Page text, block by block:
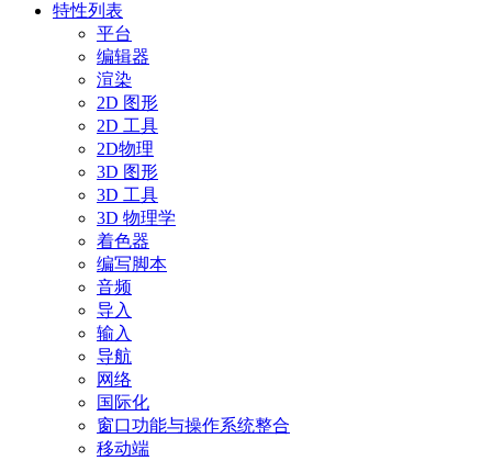
特性列表
平台
编辑器
渲染
2D 图形
2D 工具
2D物理
3D 图形
3D 工具
3D 物理学
着色器
编写脚本
音频
导入
输入
导航
网络
国际化
窗口功能与操作系统整合
移动端